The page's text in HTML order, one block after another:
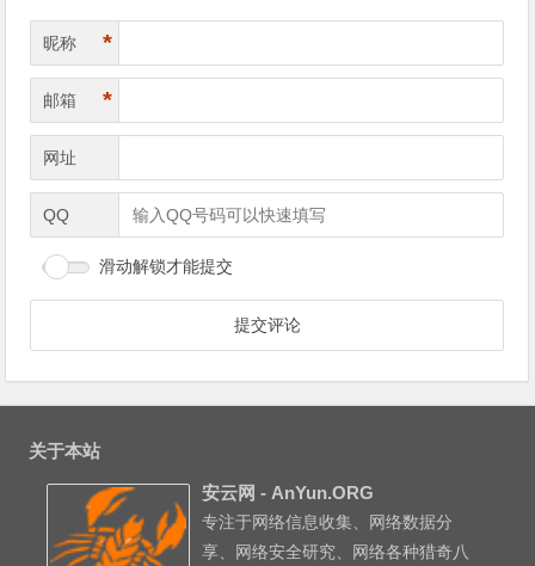
昵称 *
邮箱 *
网址
QQ
滑动解锁才能提交
关于本站
安云网 - AnYun.ORG
专注于网络信息收集、网络数据分
享、网络安全研究、网络各种猎奇八